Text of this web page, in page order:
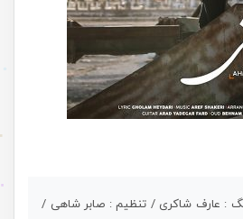
: عارف شاکری / تنظیم : صابر شاهی /